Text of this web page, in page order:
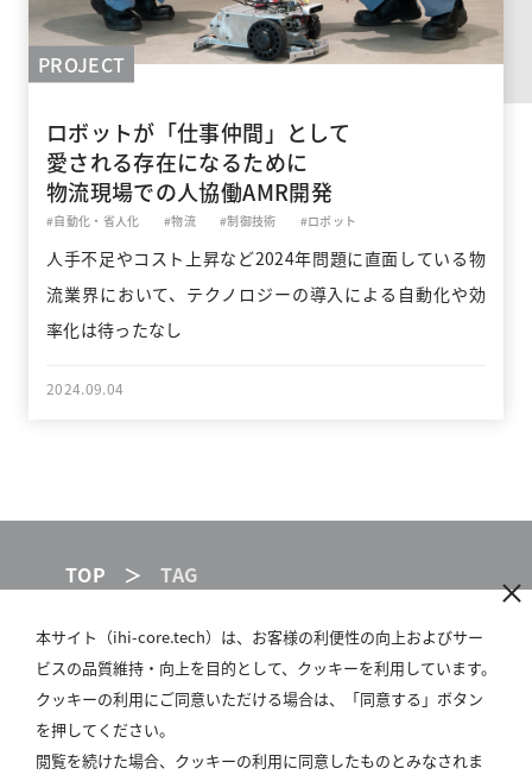
本サイト（ihi-core.tech）は、お客様の利便性の向上およびサー
ビスの品質維持・向上を目的として、クッキーを利用しています。
クッキーの利用にご同意いただける場合は、「同意する」ボタン
を押してください。
閲覧を続けた場合、クッキーの利用に同意したものとみなされま
PROJECT
ロボットが「仕事仲間」として
愛される存在になるために
物流現場での人協働AMR開発
#自動化・省人化 #物流 #制御技術 #ロボット
人手不足やコスト上昇など2024年問題に直面している物
流業界において、テクノロジーの導入による自動化や効
率化は待ったなし
2024.09.04
TOP TAG
IHI GROUP
SITE POLICY
PRIVACY POLICY